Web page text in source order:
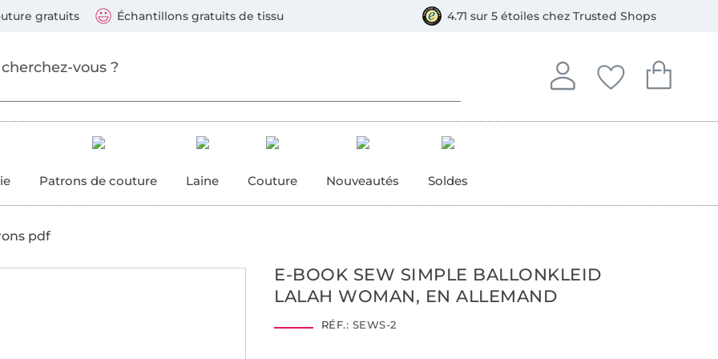
gratuits Échantillons gratuits de tissu 4.71 sur 5 étoiles chez Trusted Shops
Se connecter
Se connecter à votre
Mes favoris
Vous avez
Mon
Vous avez
Patrons de couture Laine Couture Nouveautés Soldes
pdf
E-BOOK SEW SIMPLE BALLONKLEID
LALAH WOMAN, EN ALLEMAND
RÉF.: SEWS-2
suivants : Visa, Mastercard, Carte bleue, PayPal, Virement, Bancontact